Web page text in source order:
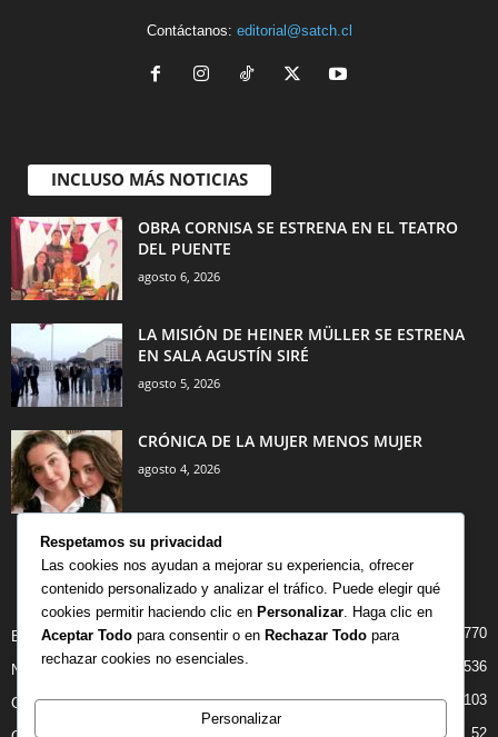
Contáctanos: editorial@satch.cl
INCLUSO MÁS NOTICIAS
OBRA CORNISA SE ESTRENA EN EL TEATRO
DEL PUENTE
agosto 6, 2026
LA MISIÓN DE HEINER MÜLLER SE ESTRENA
EN SALA AGUSTÍN SIRÉ
agosto 5, 2026
CRÓNICA DE LA MUJER MENOS MUJER
agosto 4, 2026
CATEGORÍA POPULAR
BIBLIOTECA 770
NOTICIAS 536
CRITICAS 103
52
Respetamos su privacidad
Las cookies nos ayudan a mejorar su experiencia, ofrecer
contenido personalizado y analizar el tráfico. Puede elegir qué
cookies permitir haciendo clic en Personalizar . Haga clic en
Aceptar Todo para consentir o en Rechazar Todo para
rechazar cookies no esenciales.
Personalizar